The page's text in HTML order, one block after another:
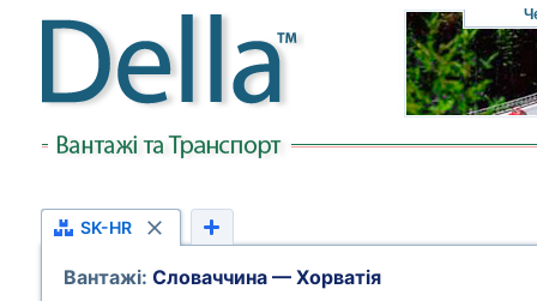
SK-HR
Вантажі: Словаччина — Хорватія